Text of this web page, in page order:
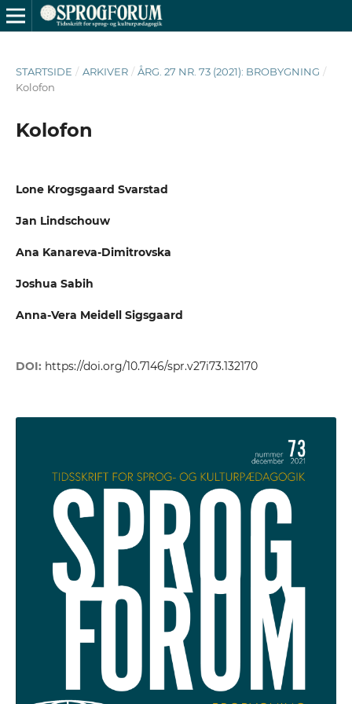
STARTSIDE / ARKIVER / ÅRG. 27 NR. 73 (2021): BROBYGNING /
Kolofon
Kolofon
Lone Krogsgaard Svarstad
Jan Lindschouw
Ana Kanareva-Dimitrovska
Joshua Sabih
Anna-Vera Meidell Sigsgaard
DOI: https://doi.org/10.7146/spr.v27i73.132170